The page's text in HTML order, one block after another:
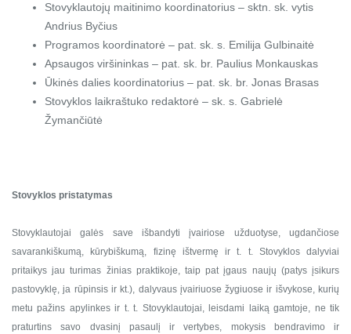
Stovyklautojų maitinimo koordinatorius – sktn. sk. vytis
Andrius Byčius
Programos koordinatorė – pat. sk. s. Emilija Gulbinaitė
Apsaugos viršininkas – pat. sk. br. Paulius Monkauskas
Ūkinės dalies koordinatorius – pat. sk. br. Jonas Brasas
Stovyklos laikraštuko redaktorė – sk. s. Gabrielė
Žymančiūtė
Stovyklos pristatymas
Stovyklautojai galės save išbandyti įvairiose užduotyse, ugdančiose
savarankiškumą, kūrybiškumą, fizinę ištvermę ir t. t. Stovyklos dalyviai
pritaikys jau turimas žinias praktikoje, taip pat įgaus naujų (patys įsikurs
pastovyklę, ja rūpinsis ir kt.), dalyvaus įvairiuose žygiuose ir išvykose, kurių
metu pažins apylinkes ir t. t. Stovyklautojai, leisdami laiką gamtoje, ne tik
praturtins savo dvasinį pasaulį ir vertybes, mokysis bendravimo ir